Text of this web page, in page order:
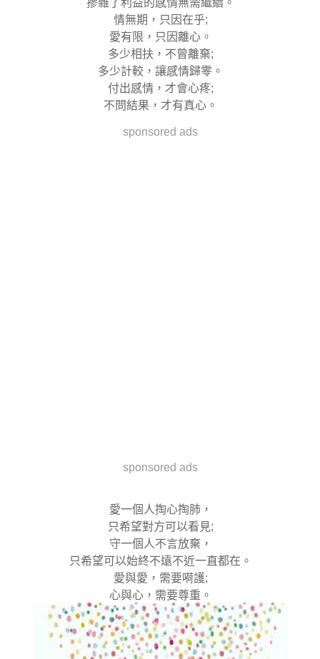
摻雜了利益的感情無需繼續。
情無期，只因在乎;
愛有限，只因離心。
多少相扶，不曾離棄;
多少計較，讓感情歸零。
付出感情，才會心疼;
不問結果，才有真心。
sponsored ads
sponsored ads
愛一個人掏心掏肺，
只希望對方可以看見;
守一個人不言放棄，
只希望可以始終不遠不近一直都在。
愛與愛，需要嗬護;
心與心，需要尊重。